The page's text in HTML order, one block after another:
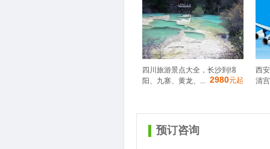
四川旅游景点大全，长沙到绵
阳、九寨、黄龙、... 2980元起
西
清
预订咨询